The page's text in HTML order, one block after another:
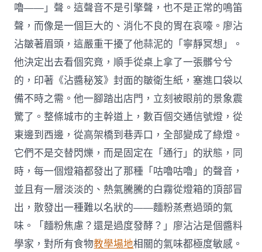
嚕——」聲。這聲音不是引擎聲，也不是正常的鳴笛
聲，而像是一個巨大的、消化不良的胃在哀嚎。廖沾
沾皺著眉頭，這嚴重干擾了他蒜泥的「寧靜冥想」。
他決定出去看個究竟，順手從桌上拿了一張髒兮兮
的，印著《沾醬秘笈》封面的皺衛生紙，塞進口袋以
備不時之需。他一腳踏出店門，立刻被眼前的景象震
驚了。整條城市的主幹道上，數百個交通信號燈，從
東邊到西邊，從高架橋到巷弄口，全部變成了綠燈。
它們不是交替閃爍，而是固定在「通行」的狀態，同
時，每一個燈箱都發出了那種「咕嚕咕嚕」的聲音，
並且有一層淡淡的、熱氣騰騰的白霧從燈箱的頂部冒
出，散發出一種難以名狀的——麵粉蒸煮過頭的氣
味。「麵粉焦慮？還是過度發酵？」廖沾沾是個醬料
學家，對所有食物教學場地相關的氣味都極度敏感。